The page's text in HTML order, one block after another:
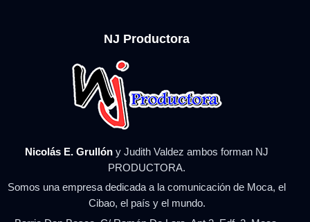
NJ Productora
Nicolás E. Grullón y Judith Valdez ambos forman NJ
PRODUCTORA.
Somos una empresa dedicada a la comunicación de Moca, el
Cibao, el país y el mundo.